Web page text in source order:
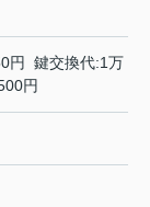
円 鍵交換代:1万
円